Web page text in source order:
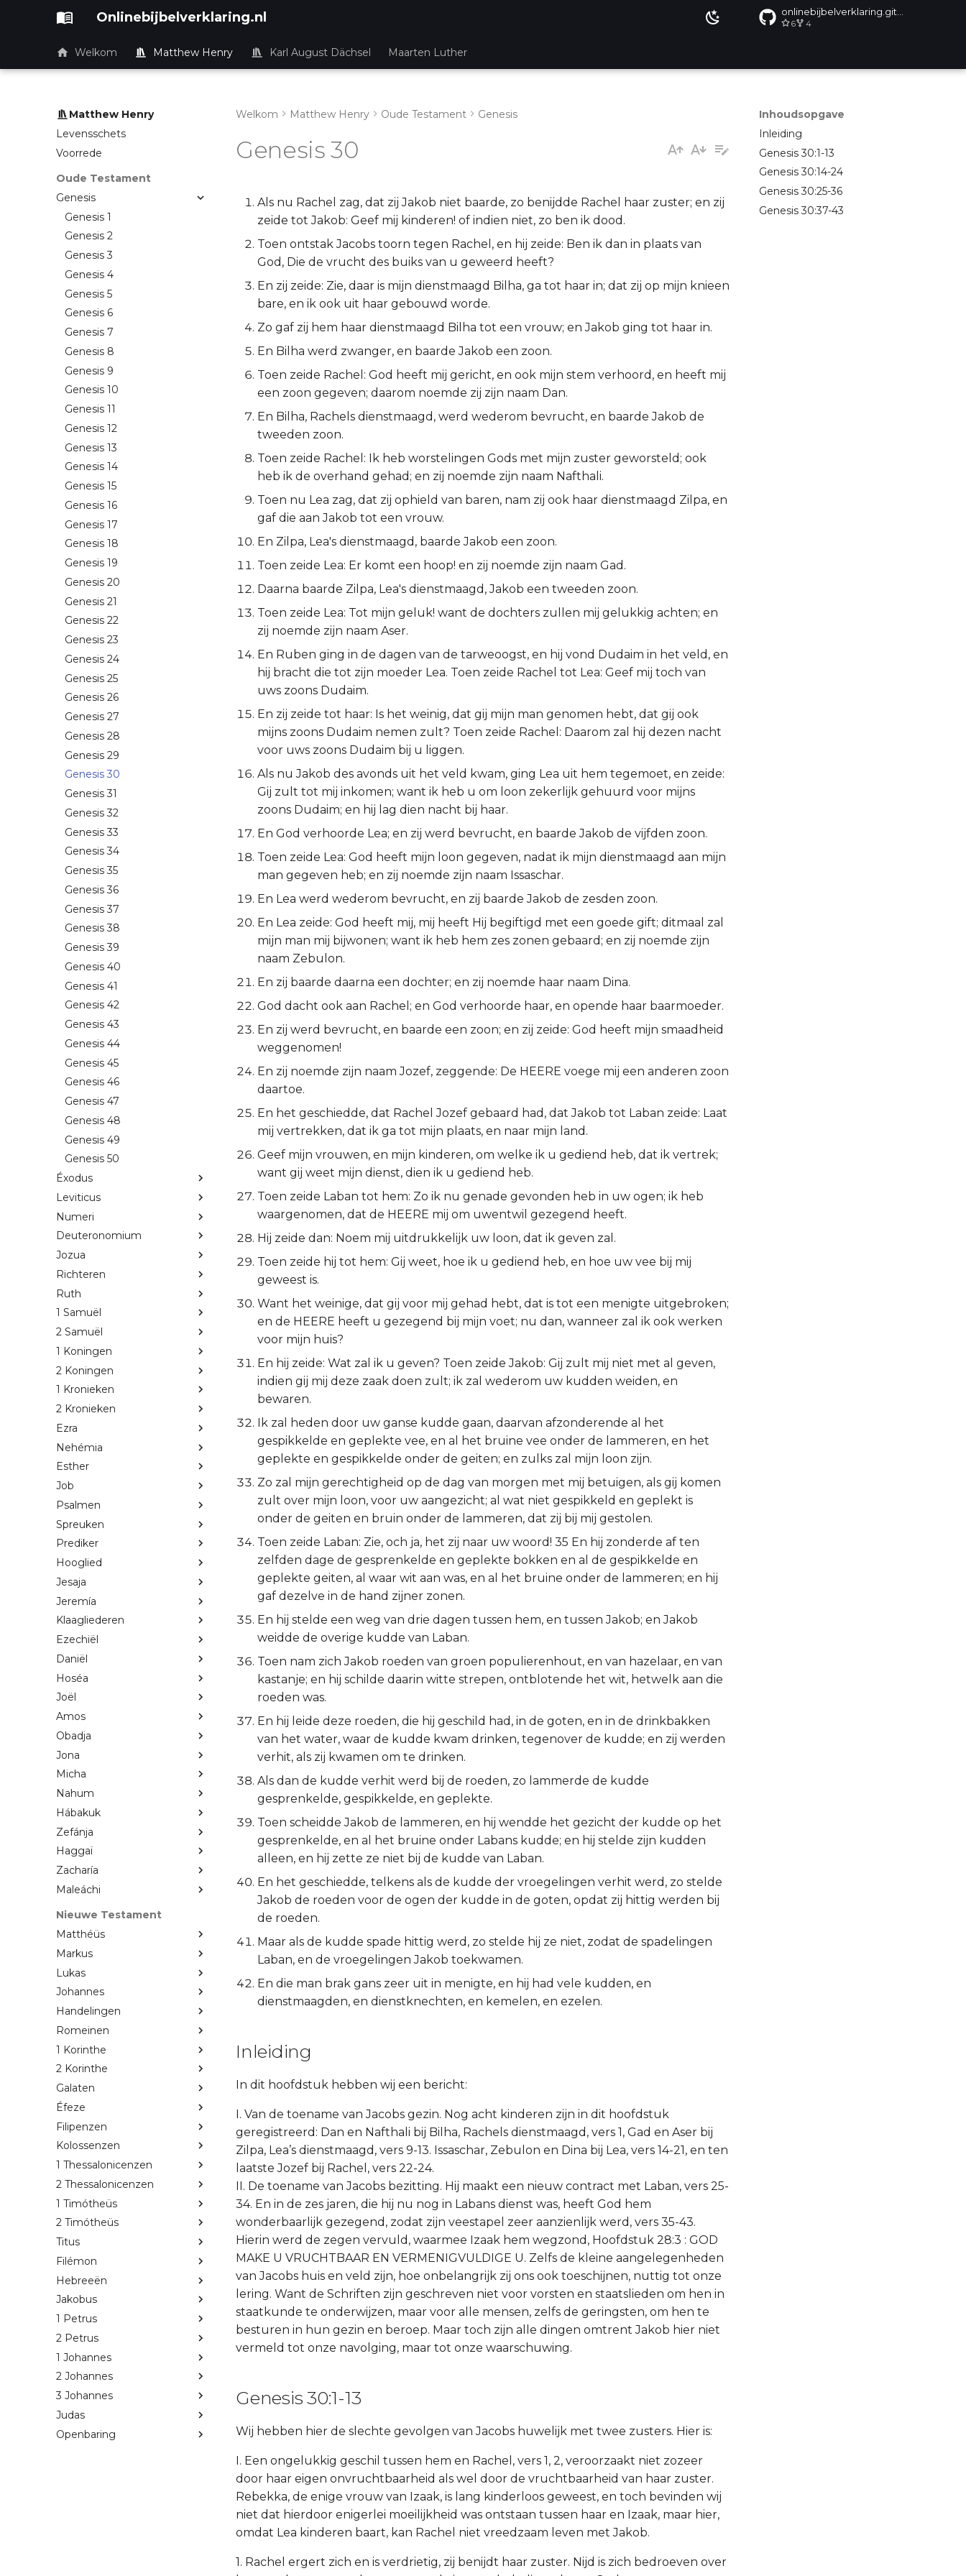
Onlinebijbelverklaring.nl 6 4
Welkom Matthew Henry Karl August Dächsel Maarten Luther
Matthew Henry
Levensschets
Voorrede
Oude Testament
Genesis
Genesis 1
Genesis 2
Genesis 3
Genesis 4
Genesis 5
Genesis 6
Genesis 7
Genesis 8
Genesis 9
Genesis 10
Genesis 11
Genesis 12
Genesis 13
Genesis 14
Genesis 15
Genesis 16
Genesis 17
Genesis 18
Genesis 19
Genesis 20
Genesis 21
Genesis 22
Genesis 23
Genesis 24
Genesis 25
Genesis 26
Genesis 27
Genesis 28
Genesis 29
Genesis 30
Genesis 31
Genesis 32
Genesis 33
Genesis 34
Genesis 35
Genesis 36
Genesis 37
Genesis 38
Genesis 39
Genesis 40
Genesis 41
Genesis 42
Genesis 43
Genesis 44
Genesis 45
Genesis 46
Genesis 47
Genesis 48
Genesis 49
Genesis 50
Éxodus
Leviticus
Numeri
Deuteronomium
Jozua
Richteren
Ruth
1 Samuël
2 Samuël
1 Koningen
2 Koningen
1 Kronieken
2 Kronieken
Ezra
Nehémia
Esther
Job
Psalmen
Spreuken
Prediker
Hooglied
Jesaja
Jeremía
Klaagliederen
Ezechiël
Daniël
Hoséa
Joël
Amos
Obadja
Jona
Micha
Nahum
Hábakuk
Zefánja
Haggaï
Zacharía
Maleáchi
Nieuwe Testament
Matthéüs
Markus
Lukas
Johannes
Handelingen
Romeinen
1 Korinthe
2 Korinthe
Galaten
Éfeze
Filipenzen
Kolossenzen
1 Thessalonicenzen
2 Thessalonicenzen
1 Timótheüs
2 Timótheüs
Titus
Filémon
Hebreeën
Jakobus
1 Petrus
2 Petrus
1 Johannes
2 Johannes
3 Johannes
Judas
Openbaring
Inhoudsopgave
Inleiding
Genesis 30:1-13
Genesis 30:14-24
Genesis 30:25-36
Genesis 30:37-43
Welkom Matthew Henry Oude Testament Genesis
Genesis 30
Als nu Rachel zag, dat zij Jakob niet baarde, zo benijdde Rachel haar zuster; en zij
zeide tot Jakob: Geef mij kinderen! of indien niet, zo ben ik dood.
Toen ontstak Jacobs toorn tegen Rachel, en hij zeide: Ben ik dan in plaats van
God, Die de vrucht des buiks van u geweerd heeft?
En zij zeide: Zie, daar is mijn dienstmaagd Bilha, ga tot haar in; dat zij op mijn knieen
bare, en ik ook uit haar gebouwd worde.
Zo gaf zij hem haar dienstmaagd Bilha tot een vrouw; en Jakob ging tot haar in.
En Bilha werd zwanger, en baarde Jakob een zoon.
Toen zeide Rachel: God heeft mij gericht, en ook mijn stem verhoord, en heeft mij
een zoon gegeven; daarom noemde zij zijn naam Dan.
En Bilha, Rachels dienstmaagd, werd wederom bevrucht, en baarde Jakob de
tweeden zoon.
Toen zeide Rachel: Ik heb worstelingen Gods met mijn zuster geworsteld; ook
heb ik de overhand gehad; en zij noemde zijn naam Nafthali.
Toen nu Lea zag, dat zij ophield van baren, nam zij ook haar dienstmaagd Zilpa, en
gaf die aan Jakob tot een vrouw.
En Zilpa, Lea's dienstmaagd, baarde Jakob een zoon.
Toen zeide Lea: Er komt een hoop! en zij noemde zijn naam Gad.
Daarna baarde Zilpa, Lea's dienstmaagd, Jakob een tweeden zoon.
Toen zeide Lea: Tot mijn geluk! want de dochters zullen mij gelukkig achten; en
zij noemde zijn naam Aser.
En Ruben ging in de dagen van de tarweoogst, en hij vond Dudaim in het veld, en
hij bracht die tot zijn moeder Lea. Toen zeide Rachel tot Lea: Geef mij toch van
uws zoons Dudaim.
En zij zeide tot haar: Is het weinig, dat gij mijn man genomen hebt, dat gij ook
mijns zoons Dudaim nemen zult? Toen zeide Rachel: Daarom zal hij dezen nacht
voor uws zoons Dudaim bij u liggen.
Als nu Jakob des avonds uit het veld kwam, ging Lea uit hem tegemoet, en zeide:
Gij zult tot mij inkomen; want ik heb u om loon zekerlijk gehuurd voor mijns
zoons Dudaim; en hij lag dien nacht bij haar.
En God verhoorde Lea; en zij werd bevrucht, en baarde Jakob de vijfden zoon.
Toen zeide Lea: God heeft mijn loon gegeven, nadat ik mijn dienstmaagd aan mijn
man gegeven heb; en zij noemde zijn naam Issaschar.
En Lea werd wederom bevrucht, en zij baarde Jakob de zesden zoon.
En Lea zeide: God heeft mij, mij heeft Hij begiftigd met een goede gift; ditmaal zal
mijn man mij bijwonen; want ik heb hem zes zonen gebaard; en zij noemde zijn
naam Zebulon.
En zij baarde daarna een dochter; en zij noemde haar naam Dina.
God dacht ook aan Rachel; en God verhoorde haar, en opende haar baarmoeder.
En zij werd bevrucht, en baarde een zoon; en zij zeide: God heeft mijn smaadheid
weggenomen!
En zij noemde zijn naam Jozef, zeggende: De HEERE voege mij een anderen zoon
daartoe.
En het geschiedde, dat Rachel Jozef gebaard had, dat Jakob tot Laban zeide: Laat
mij vertrekken, dat ik ga tot mijn plaats, en naar mijn land.
Geef mijn vrouwen, en mijn kinderen, om welke ik u gediend heb, dat ik vertrek;
want gij weet mijn dienst, dien ik u gediend heb.
Toen zeide Laban tot hem: Zo ik nu genade gevonden heb in uw ogen; ik heb
waargenomen, dat de HEERE mij om uwentwil gezegend heeft.
Hij zeide dan: Noem mij uitdrukkelijk uw loon, dat ik geven zal.
Toen zeide hij tot hem: Gij weet, hoe ik u gediend heb, en hoe uw vee bij mij
geweest is.
Want het weinige, dat gij voor mij gehad hebt, dat is tot een menigte uitgebroken;
en de HEERE heeft u gezegend bij mijn voet; nu dan, wanneer zal ik ook werken
voor mijn huis?
En hij zeide: Wat zal ik u geven? Toen zeide Jakob: Gij zult mij niet met al geven,
indien gij mij deze zaak doen zult; ik zal wederom uw kudden weiden, en
bewaren.
Ik zal heden door uw ganse kudde gaan, daarvan afzonderende al het
gespikkelde en geplekte vee, en al het bruine vee onder de lammeren, en het
geplekte en gespikkelde onder de geiten; en zulks zal mijn loon zijn.
Zo zal mijn gerechtigheid op de dag van morgen met mij betuigen, als gij komen
zult over mijn loon, voor uw aangezicht; al wat niet gespikkeld en geplekt is
onder de geiten en bruin onder de lammeren, dat zij bij mij gestolen.
Toen zeide Laban: Zie, och ja, het zij naar uw woord! 35 En hij zonderde af ten
zelfden dage de gesprenkelde en geplekte bokken en al de gespikkelde en
geplekte geiten, al waar wit aan was, en al het bruine onder de lammeren; en hij
gaf dezelve in de hand zijner zonen.
En hij stelde een weg van drie dagen tussen hem, en tussen Jakob; en Jakob
weidde de overige kudde van Laban.
Toen nam zich Jakob roeden van groen populierenhout, en van hazelaar, en van
kastanje; en hij schilde daarin witte strepen, ontblotende het wit, hetwelk aan die
roeden was.
En hij leide deze roeden, die hij geschild had, in de goten, en in de drinkbakken
van het water, waar de kudde kwam drinken, tegenover de kudde; en zij werden
verhit, als zij kwamen om te drinken.
Als dan de kudde verhit werd bij de roeden, zo lammerde de kudde
gesprenkelde, gespikkelde, en geplekte.
Toen scheidde Jakob de lammeren, en hij wendde het gezicht der kudde op het
gesprenkelde, en al het bruine onder Labans kudde; en hij stelde zijn kudden
alleen, en hij zette ze niet bij de kudde van Laban.
En het geschiedde, telkens als de kudde der vroegelingen verhit werd, zo stelde
Jakob de roeden voor de ogen der kudde in de goten, opdat zij hittig werden bij
de roeden.
Maar als de kudde spade hittig werd, zo stelde hij ze niet, zodat de spadelingen
Laban, en de vroegelingen Jakob toekwamen.
En die man brak gans zeer uit in menigte, en hij had vele kudden, en
dienstmaagden, en dienstknechten, en kemelen, en ezelen.
Inleiding
In dit hoofdstuk hebben wij een bericht:
I. Van de toename van Jacobs gezin. Nog acht kinderen zijn in dit hoofdstuk
geregistreerd: Dan en Nafthali bij Bilha, Rachels dienstmaagd, vers 1, Gad en Aser bij
Zilpa, Lea’s dienstmaagd, vers 9-13. Issaschar, Zebulon en Dina bij Lea, vers 14-21, en ten
laatste Jozef bij Rachel, vers 22-24.
II. De toename van Jacobs bezitting. Hij maakt een nieuw contract met Laban, vers 25-
34. En in de zes jaren, die hij nu nog in Labans dienst was, heeft God hem
wonderbaarlijk gezegend, zodat zijn veestapel zeer aanzienlijk werd, vers 35-43.
Hierin werd de zegen vervuld, waarmee Izaak hem wegzond, Hoofdstuk 28:3 : GOD
MAKE U VRUCHTBAAR EN VERMENIGVULDIGE U. Zelfs de kleine aangelegenheden
van Jacobs huis en veld zijn, hoe onbelangrijk zij ons ook toeschijnen, nuttig tot onze
lering. Want de Schriften zijn geschreven niet voor vorsten en staatslieden om hen in
staatkunde te onderwijzen, maar voor alle mensen, zelfs de geringsten, om hen te
besturen in hun gezin en beroep. Maar toch zijn alle dingen omtrent Jakob hier niet
vermeld tot onze navolging, maar tot onze waarschuwing.
Genesis 30:1-13
Wij hebben hier de slechte gevolgen van Jacobs huwelijk met twee zusters. Hier is:
I. Een ongelukkig geschil tussen hem en Rachel, vers 1, 2, veroorzaakt niet zozeer
door haar eigen onvruchtbaarheid als wel door de vruchtbaarheid van haar zuster.
Rebekka, de enige vrouw van Izaak, is lang kinderloos geweest, en toch bevinden wij
niet dat hierdoor enigerlei moeilijkheid was ontstaan tussen haar en Izaak, maar hier,
omdat Lea kinderen baart, kan Rachel niet vreedzaam leven met Jakob.
1. Rachel ergert zich en is verdrietig, zij benijdt haar zuster. Nijd is zich bedroeven over